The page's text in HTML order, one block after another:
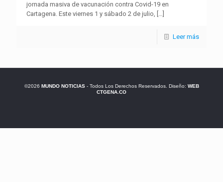
jornada masiva de vacunación contra Covid-19 en
Cartagena. Este viernes 1 y sábado 2 de julio, […]
Leer más
©2026 MUNDO NOTICIAS- Todos Los Derechos Reservados. Diseño: WEB
CTGENA.CO